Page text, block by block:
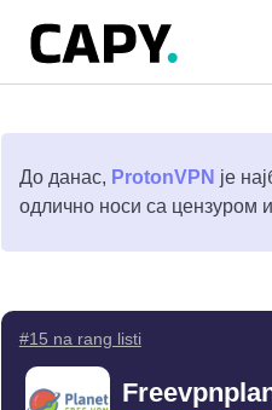
До данас, ProtonVPN је
одлично носи са цензуром
#15 na rang listi